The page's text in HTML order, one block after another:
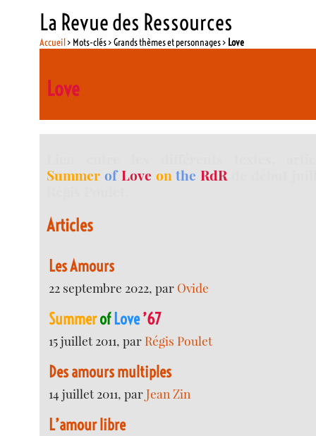
La Revue des Ressources
Accueil> Mots-clés > Grands thèmes et personnages > Love
Love
Summer of Love on the RdRde début
Articles
Les Amours
22 septembre 2022, par Ovide
Summerof Love’67
15 juillet 2011, par Régis Poulet
Des amours multiples
14 juillet 2011, parJean Zin
L’amour libre